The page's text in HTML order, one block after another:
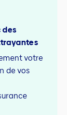
des
votre
de vos